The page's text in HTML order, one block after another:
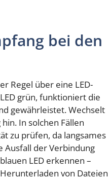
bei den
Regel über eine LED-
grün, funktioniert die
gewährleistet. Wechselt
In solchen Fällen
zu prüfen, da langsames
Ausfall der Verbindung
LED erkennen –
von Dateien